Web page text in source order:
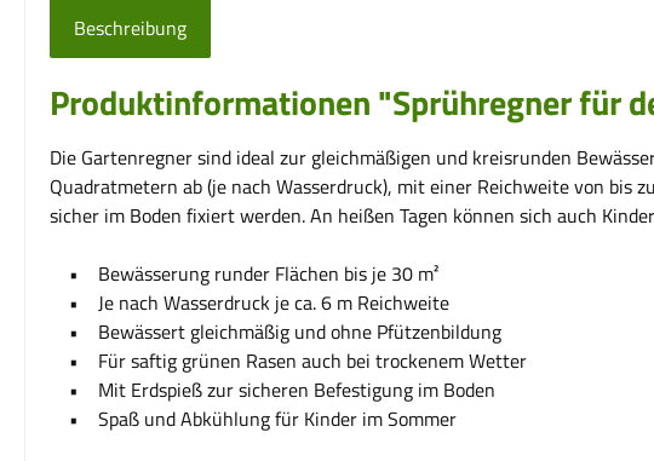
Beschreibung
Produktinformationen "Sprühregner für
Die Gartenregner sind ideal zur gleichmäßigen und kreisrunden
Quadratmetern ab (je nach Wasserdruck), mit einer Reichweite von bis
sicher im Boden fixiert werden. An heißen Tagen können sich auch
• Bewässerung runder Flächen bis je 30 m²
• Je nach Wasserdruck je ca. 6 m Reichweite
• Bewässert gleichmäßig und ohne Pfützenbildung
• Für saftig grünen Rasen auch bei trockenem Wetter
• Mit Erdspieß zur sicheren Befestigung im Boden
• Spaß und Abkühlung für Kinder im Sommer